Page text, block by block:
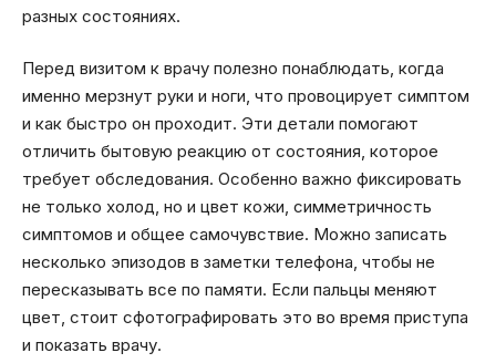
разных состояниях.
Перед визитом к врачу полезно понаблюдать, когда
именно мерзнут руки и ноги, что провоцирует симптом
и как быстро он проходит. Эти детали помогают
отличить бытовую реакцию от состояния, которое
требует обследования. Особенно важно фиксировать
не только холод, но и цвет кожи, симметричность
симптомов и общее самочувствие. Можно записать
несколько эпизодов в заметки телефона, чтобы не
пересказывать все по памяти. Если пальцы меняют
цвет, стоит сфотографировать это во время приступа
и показать врачу.